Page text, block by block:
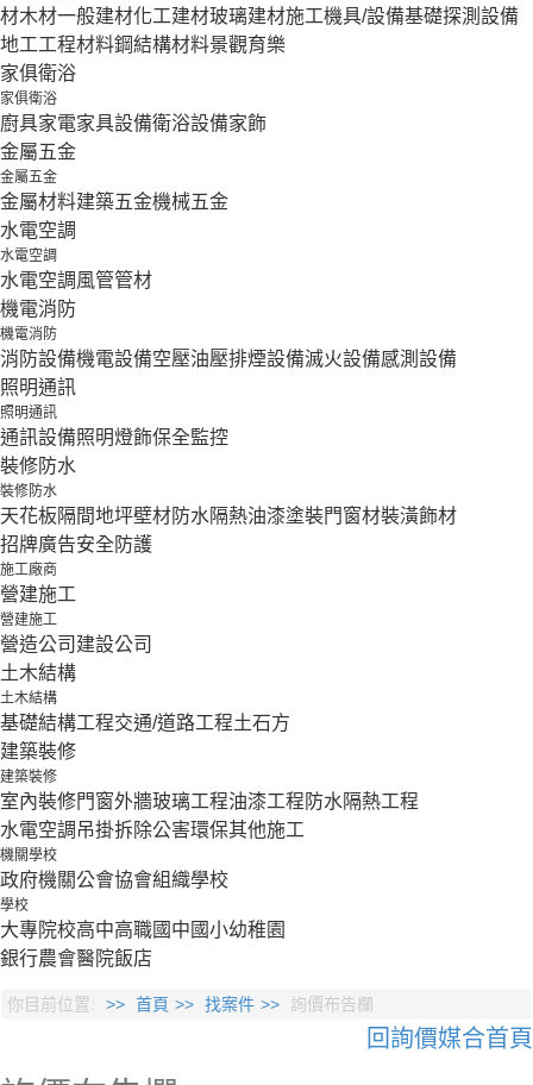
材木材一般建材化工建材玻璃建材施工機具/設備基礎探測設備
地工工程材料鋼結構材料景觀育樂
家俱衛浴
家俱衛浴
廚具家電家具設備衛浴設備家飾
金屬五金
金屬五金
金屬材料建築五金機械五金
水電空調
水電空調
水電空調風管管材
機電消防
機電消防
消防設備機電設備空壓油壓排煙設備滅火設備感測設備
照明通訊
照明通訊
通訊設備照明燈飾保全監控
裝修防水
裝修防水
天花板隔間地坪壁材防水隔熱油漆塗裝門窗材裝潢飾材
招牌廣告安全防護
施工廠商
營建施工
營建施工
營造公司 建設公司
土木結構
土木結構
基礎結構工程交通/道路工程土石方
建築裝修
建築裝修
室內裝修門窗外牆玻璃工程油漆工程 防水隔熱工程
水電空調 吊掛拆除公害環保其他施工
機關學校
政府機關公會協會組織學校
學校
大專院校高中高職國中 國小幼稚園
銀行農會醫院飯店
你目前位置: 首頁 找案件 詢價布告欄
回詢價媒合首頁